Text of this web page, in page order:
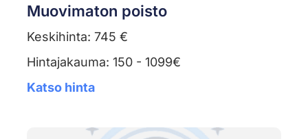
Muovimaton poisto
Keskihinta: 745 €
Hintajakauma: 150 - 1099€
Katso hinta